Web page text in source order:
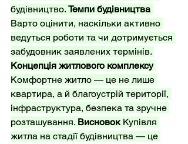
будівництво. Темпи будівництва
Варто оцінити, наскільки активно
ведуться роботи та чи дотримується
забудовник заявлених термінів.
Концепція житлового комплексу
Комфортне житло — це не лише
квартира, а й благоустрій території,
інфраструктура, безпека та зручне
розташування. Висновок Купівля
житла на стадії будівництва — це